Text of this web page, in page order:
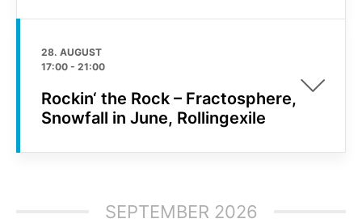
28. AUGUST
17:00 - 21:00
Rockin‘ the Rock – Fractosphere,
Snowfall in June, Rollingexile
SEPTEMBER 2026